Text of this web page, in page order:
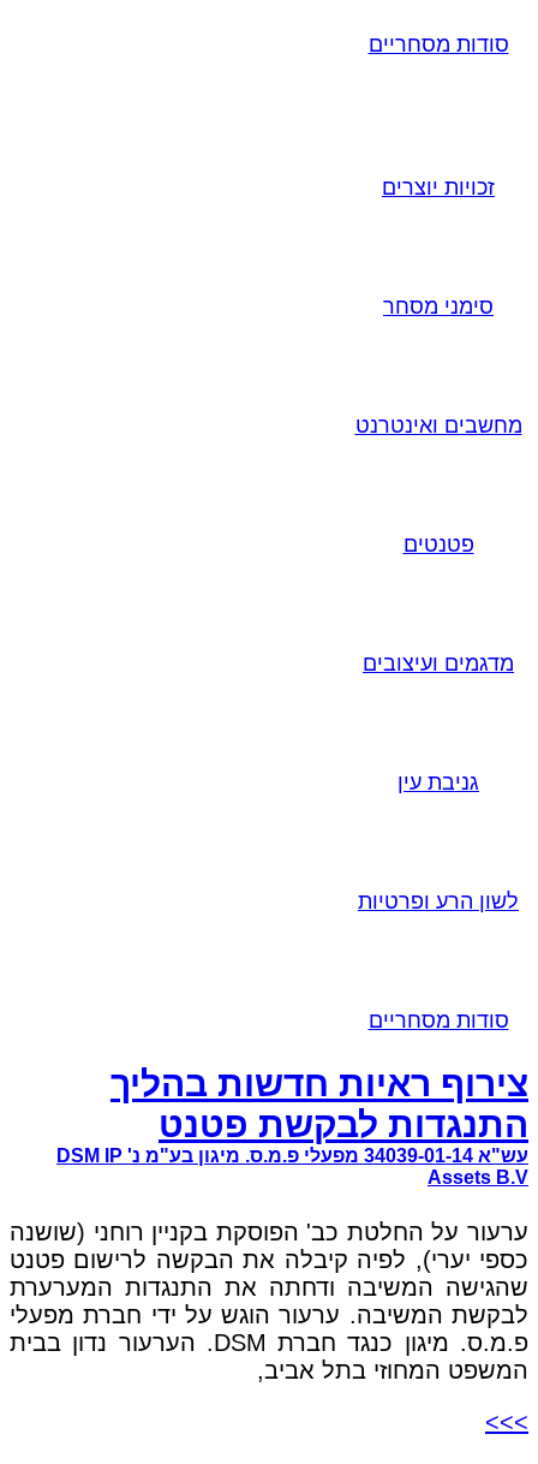
סודות מסחריים
זכויות יוצרים
סימני מסחר
מחשבים ואינטרנט
פטנטים
מדגמים ועיצובים
גניבת עין
לשון הרע ופרטיות
סודות מסחריים
צירוף ראיות חדשות בהליך
התנגדות לבקשת פטנט
עש"א 34039-01-14 מפעלי פ.מ.ס. מיגון בע"מ נ' DSM IP
Assets B.V
ערעור על החלטת כב' הפוסקת בקניין רוחני (שושנה
כספי יערי), לפיה קיבלה את הבקשה לרישום פטנט
שהגישה המשיבה ודחתה את התנגדות המערערת
לבקשת המשיבה. ערעור הוגש על ידי חברת מפעלי
פ.מ.ס. מיגון כנגד חברת DSM. הערעור נדון בבית
המשפט המחוזי בתל אביב,
>>>